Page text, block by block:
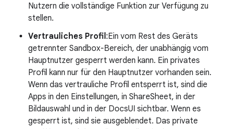
Nutzern die vollständige Funktion zur Verfügung zu
stellen.
Vertrauliches Profil:Ein vom Rest des Geräts
getrennter Sandbox-Bereich, der unabhängig vom
Hauptnutzer gesperrt werden kann. Ein privates
Profil kann nur für den Hauptnutzer vorhanden sein.
Wenn das vertrauliche Profil entsperrt ist, sind die
Apps in den Einstellungen, in ShareSheet, in der
Bildauswahl und in der DocsUI sichtbar. Wenn es
gesperrt ist, sind sie ausgeblendet. Das private